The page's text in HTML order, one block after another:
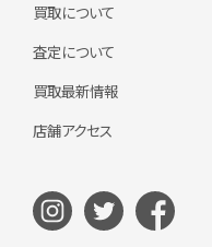
買取について
査定について
買取最新情報
店舗アクセス